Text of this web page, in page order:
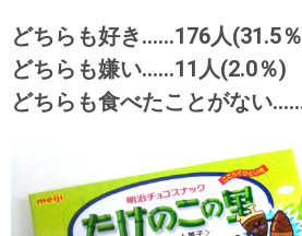
どちらも好き……176人(31.5
どちらも嫌い……11人(2.0％)
どちらも食べたことがない